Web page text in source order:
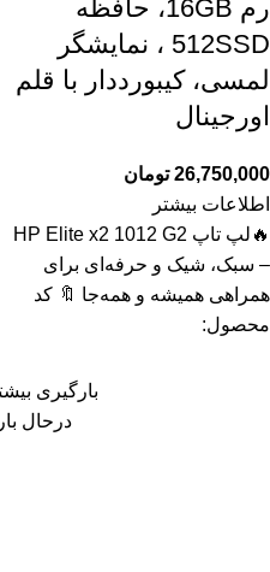
رم 16GB، حافظه
512SSD ، نمایشگر
لمسی، کیبورددار با قلم
اورجینال
26,750,000 تومان
اطلاعات بیشتر
🔥لپ تاپ HP Elite x2 1012 G2
– سبک، شیک و حرفه‌ای برای
همراهی همیشه و همه‌جا 🔖 کد
محصول:
بارگیری
درحال